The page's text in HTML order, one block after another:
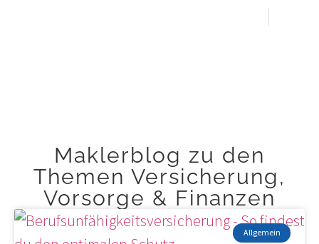
Maklerblog zu den
Themen Versicherung,
Vorsorge & Finanzen
Allgemein